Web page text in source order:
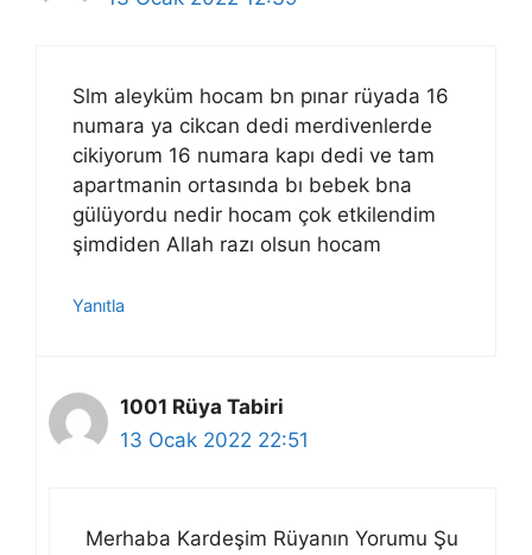
Slm aleyküm hocam bn pınar rüyada 16
numara ya cikcan dedi merdivenlerde
cikiyorum 16 numara kapı dedi ve tam
apartmanin ortasında bı bebek bna
gülüyordu nedir hocam çok etkilendim
şimdiden Allah razı olsun hocam
Yanıtla
1001 Rüya Tabiri
13 Ocak 2022 22:51
Merhaba Kardeşim Rüyanın Yorumu Şu